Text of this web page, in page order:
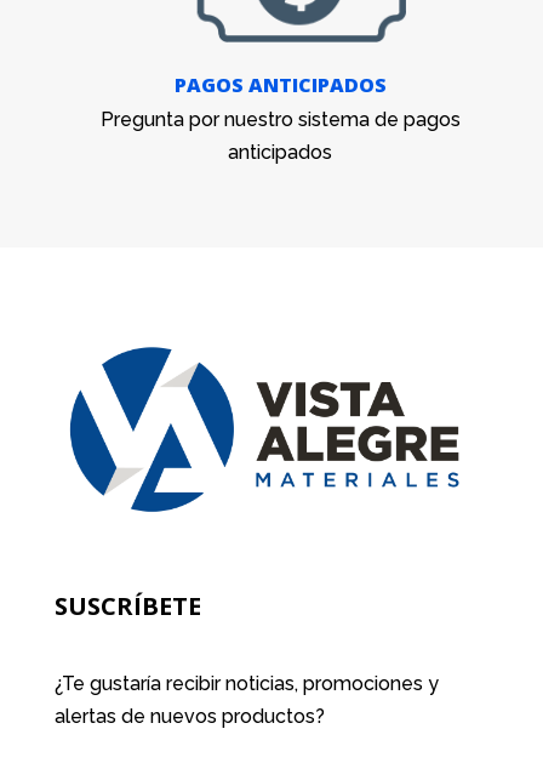
PAGOS ANTICIPADOS
Pregunta por nuestro sistema de pagos
anticipados
SUSCRÍBETE
¿Te gustaría recibir noticias, promociones y
alertas de nuevos productos?